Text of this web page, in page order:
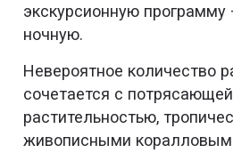
экскурсионную
ночную.
Невероятное количество
сочетается с
растительностью,
живописными